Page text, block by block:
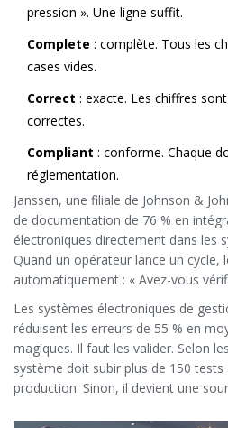
pression ». Une ligne suffit.
Complete : complète. Tous les
cases vides.
Correct : exacte. Les chiffres
correctes.
Compliant : conforme. Chaque
réglementation.
Janssen, une filiale de Johnson &
de documentation de 76 % en
électroniques directement dans les
Quand un opérateur lance un cycle,
automatiquement : « Avez-vous
Avez-vous enregistré le numéro de
est non, il ne peut pas passer à
Les systèmes électroniques de
réduisent les erreurs de 55 % en
magiques. Il faut les valider. Selon
système doit subir plus de 150 tests
production. Sinon, il devient une